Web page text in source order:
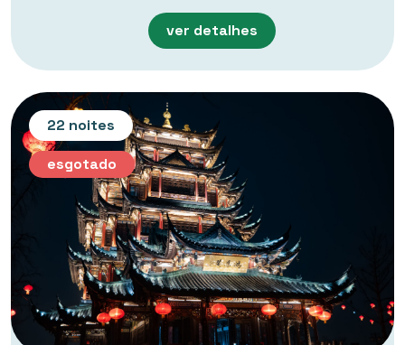
ver detalhes
22 noites
esgotado